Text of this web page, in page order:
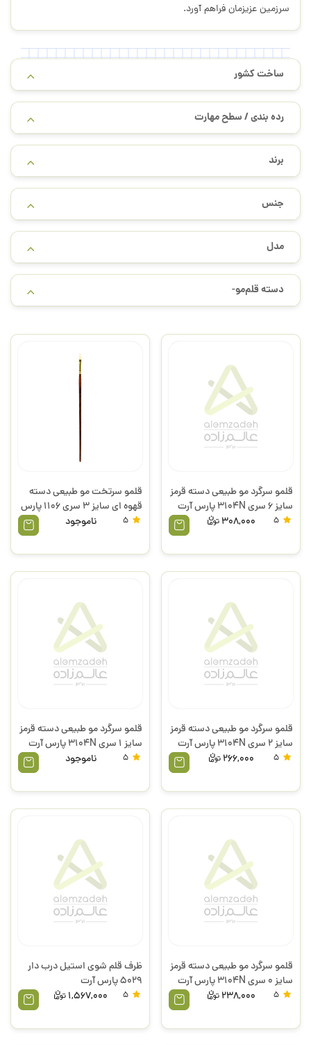
سرزمین عزیزمان فراهم آورد.
ساخت کشور
رده بندی / سطح مهارت
برند
جنس
مدل
دسته قلم‌مو-
قلمو سرگرد مو طبیعی دسته قرمز
سایز 6 سری 3104N پارس آرت
308,000
قلمو سرتخت مو طبیعی دسته
قهوه ای سایز 3 سری 1106 پارس
آرت
ناموجود
قلمو سرگرد مو طبیعی دسته قرمز
سایز 2 سری 3104N پارس آرت
266,000
قلمو سرگرد مو طبیعی دسته قرمز
سایز 1 سری 3104N پارس آرت
ناموجود
قلمو سرگرد مو طبیعی دسته قرمز
سایز 0 سری 3104N پارس آرت
238,000
ظرف قلم شوی استیل درب دار
5029 پارس آرت
1,567,000